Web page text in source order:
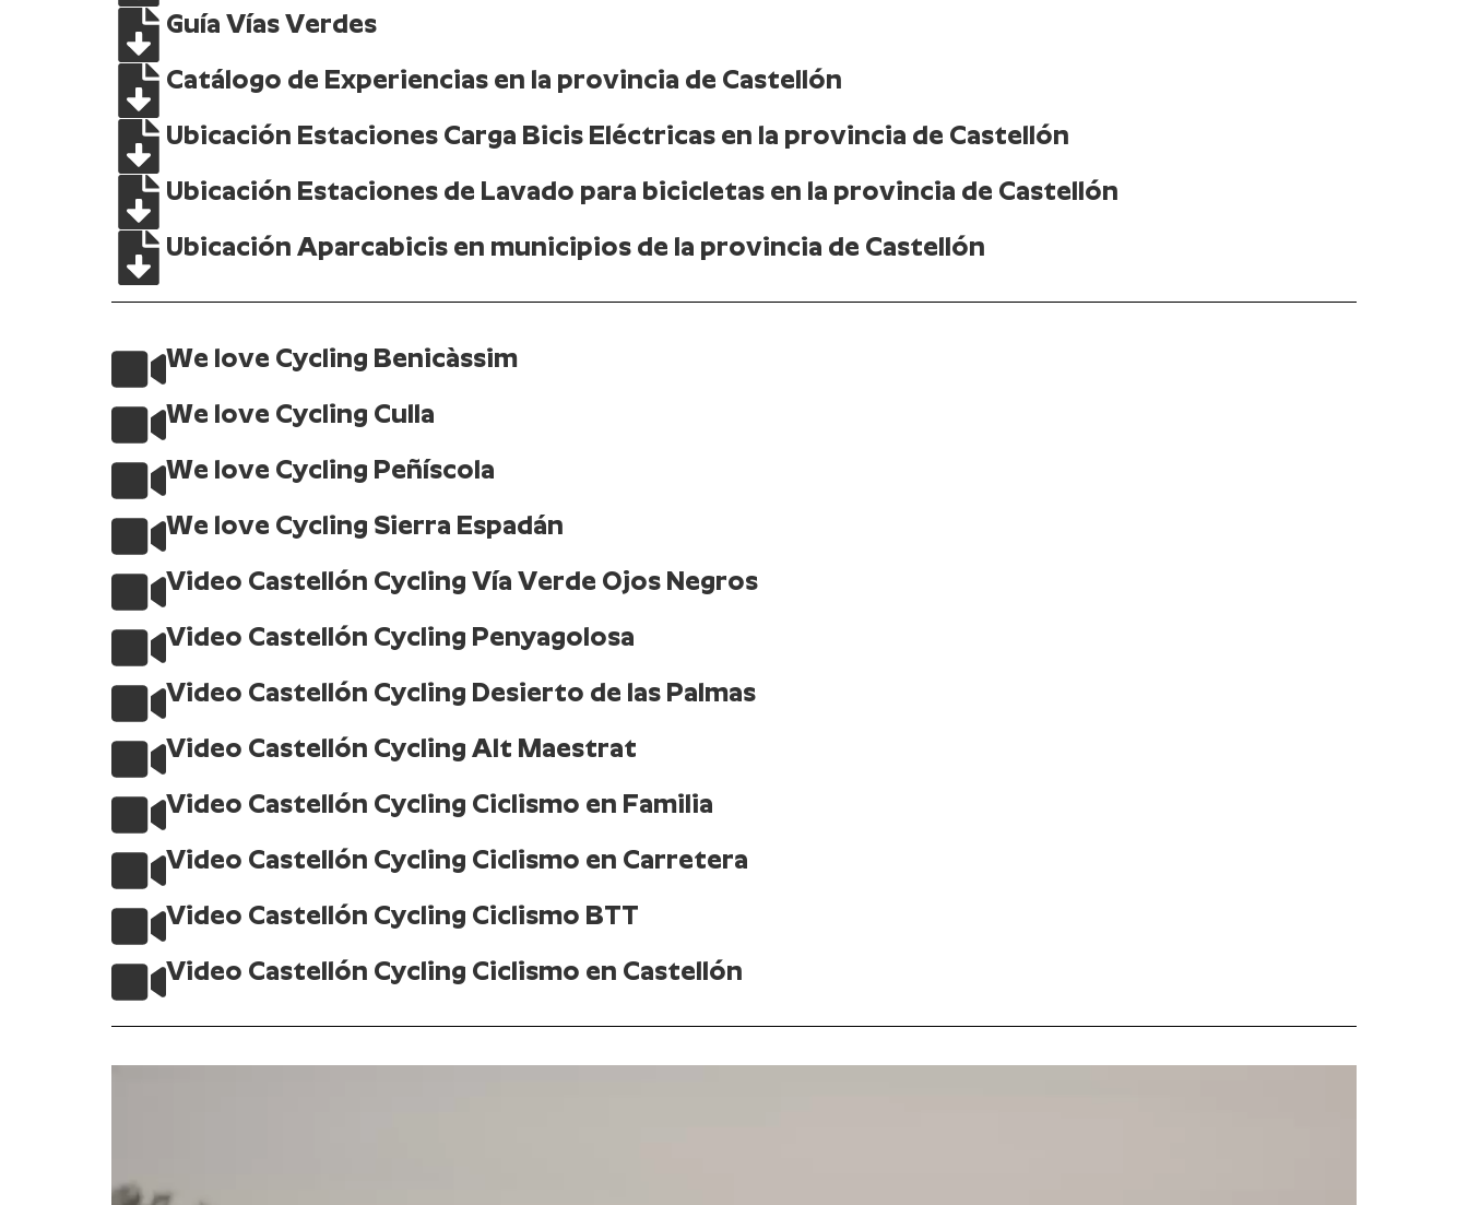
Guía Vías Verdes
Catálogo de Experiencias en la provincia de Castellón
Ubicación Estaciones Carga Bicis Eléctricas en la provincia de Castellón
Ubicación Estaciones de Lavado para bicicletas en la provincia de Castellón
Ubicación Aparcabicis en municipios de la provincia de Castellón
We love Cycling Benicàssim
We love Cycling Culla
We love Cycling Peñíscola
We love Cycling Sierra Espadán
Video Castellón Cycling Vía Verde Ojos Negros
Video Castellón Cycling Penyagolosa
Video Castellón Cycling Desierto de las Palmas
Video Castellón Cycling Alt Maestrat
Video Castellón Cycling Ciclismo en Familia
Video Castellón Cycling Ciclismo en Carretera
Video Castellón Cycling Ciclismo BTT
Video Castellón Cycling Ciclismo en Castellón